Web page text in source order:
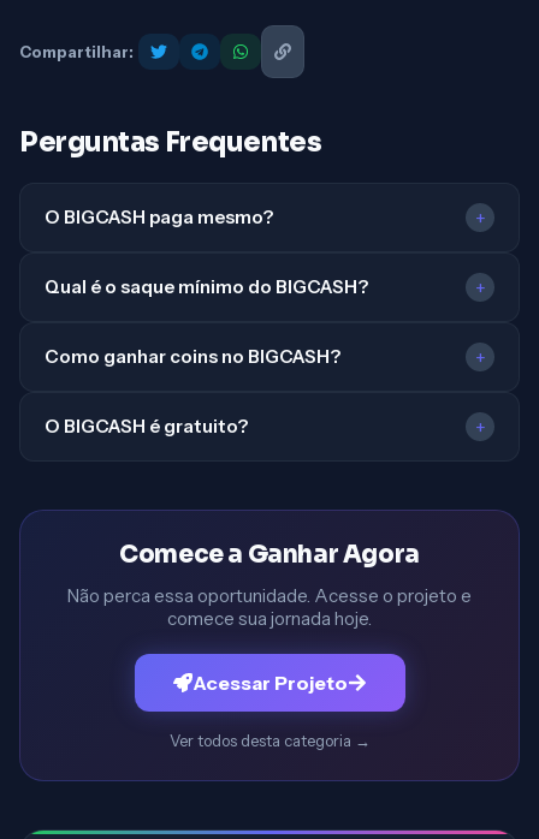
Compartilhar:
Perguntas Frequentes
O BIGCASH paga mesmo? +
Qual é o saque mínimo do BIGCASH? +
Como ganhar coins no BIGCASH? +
O BIGCASH é gratuito? +
Comece a Ganhar Agora
Não perca essa oportunidade. Acesse o projeto e
comece sua jornada hoje.
Acessar Projeto
Ver todos desta categoria →